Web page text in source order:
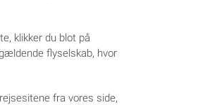
klikker du blot på
flyselskab, hvor
fra vores side,